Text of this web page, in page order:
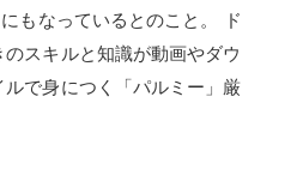
もなっているとのこと。 ド
スキルと知識が動画やダウ
で身につく「パルミー」厳